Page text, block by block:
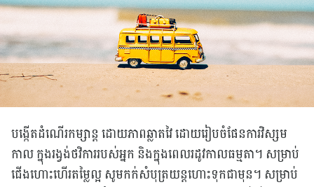
បង្កើតដំណើរកម្សាន្ត ដោយភាពឆ្លាតវៃ ដោយរៀបចំផែនការវិស្សម
កាល ក្នុងរង្វង់ថវិការរបស់អ្នក និងក្នុងពេលរដូវកាលធម្មតា។ សម្រាប់
ជើងហោះហើរតម្លៃល្អ សូមកក់សំបុត្រយន្តហោះទុកជាមុន។ សម្រាប់